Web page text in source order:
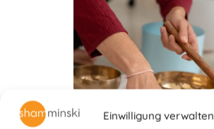
Einwilligung verwalten